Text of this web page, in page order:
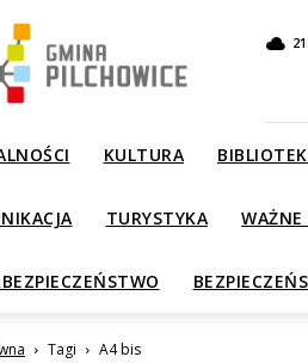
KULTURA
TURYSTYKA
Tagi A4 bis